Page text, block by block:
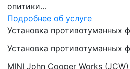
опитики…
Подробнее об услуге
Установка противотуманных
Установка противотуманных
MINI John Cooper Works